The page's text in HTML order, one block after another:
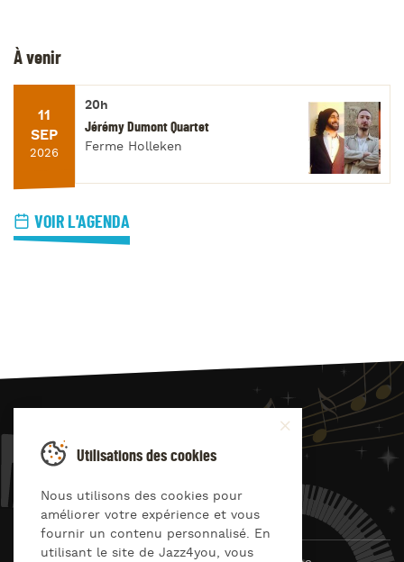
À venir
11
SEP
2026
20h
Jérémy Dumont Quartet
Ferme Holleken
VOIR L'AGENDA
JAZZ4
Utilisations des cookies
Nous utilisons des cookies pour
améliorer votre expérience et vous
fournir un contenu personnalisé. En
utilisant le site de Jazz4you, vous